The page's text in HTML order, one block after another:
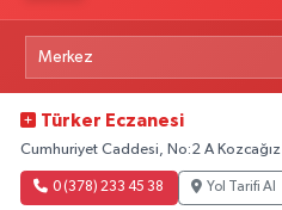
Türker Eczanesi
Cumhuriyet Caddesi, No:2 A Kozcağız
0 (378) 233 45 38 Yol Tarifi Al